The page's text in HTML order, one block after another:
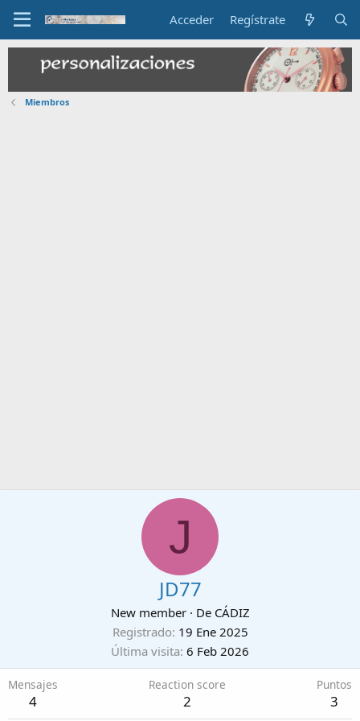
Acceder Regístrate
Miembros
J
JD77
New member · De CÁDIZ
Registrado 19 Ene 2025
Última visita 6 Feb 2026
Mensajes
4
Reaction score
2
Puntos
3